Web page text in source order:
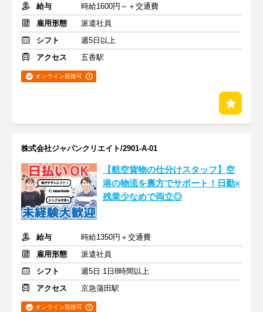
給与
時給1600円～＋交通費
雇用形態
派遣社員
シフト
週5日以上
アクセス
五香駅
オンライン面接可
株式会社ジャパンクリエイト/2901-A-01
【航空貨物の仕分けスタッフ】空
港の物流を裏方でサポート！日勤×
残業少なめで両立◎
給与
時給1350円＋交通費
雇用形態
派遣社員
シフト
週5日 1日8時間以上
アクセス
京急蒲田駅
オンライン面接可